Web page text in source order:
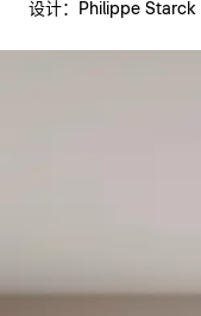
设计：Philippe Starck